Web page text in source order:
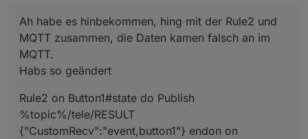
Ah habe es hinbekommen, hing mit der Rule2 und
MQTT zusammen, die Daten kamen falsch an im
MQTT.
Habs so geändert
Rule2 on Button1#state do Publish
%topic%/tele/RESULT
{"CustomRecv":"event,button1"} endon on